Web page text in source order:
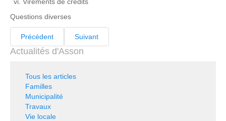
Questions diverses
Précédent Suivant
Actualités d'Asson
Tous les articles
Familles
Municipalité
Travaux
Vie locale